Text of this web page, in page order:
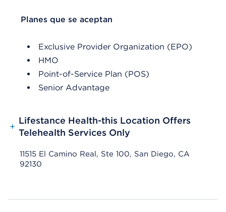
List Header Planes que se aceptan
Planes que se aceptan
Exclusive Provider Organization (EPO)
HMO
Point-of-Service Plan (POS)
Senior Advantage
+
Lifestance Health-this Location Offers
Telehealth Services Only
11515 El Camino Real, Ste 100, San Diego, CA
92130